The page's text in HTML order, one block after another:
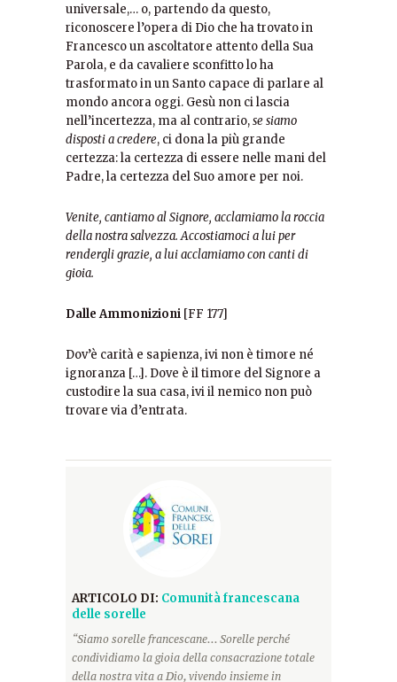
universale,… o, partendo da questo,
riconoscere l’opera di Dio che ha trovato in
Francesco un ascoltatore attento della Sua
Parola, e da cavaliere sconfitto lo ha
trasformato in un Santo capace di parlare al
mondo ancora oggi. Gesù non ci lascia
nell’incertezza, ma al contrario,se siamo
disposti a credere, ci dona la più grande
certezza: la certezza di essere nelle mani del
Padre, la certezza del Suo amore per noi.
Venite, cantiamo al Signore, acclamiamo la roccia
della nostra salvezza. Accostiamoci a lui per
rendergli grazie, a lui acclamiamo con canti di
gioia.
Dalle Ammonizioni [FF 177]
Dov’è carità e sapienza, ivi non è timore né
ignoranza […]. Dove è il timore del Signore a
custodire la sua casa, ivi il nemico non può
trovare via d’entrata.
ARTICOLO DI: Comunità francescana
delle sorelle
“Siamo sorelle francescane... Sorelle perché
condividiamo la gioia della consacrazione totale
della nostra vita a Dio, vivendo insieme in